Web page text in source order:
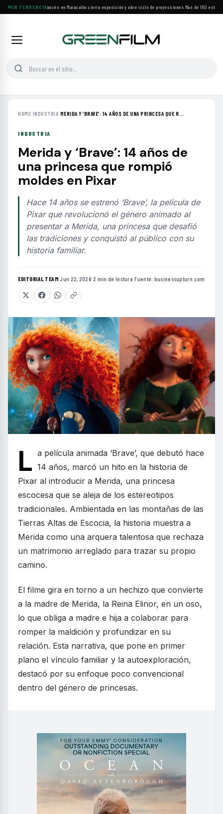
EN TENDENCIA
Festival de Cine Francés en Maracaibo cierra exposición y abre ciclo de proyecciones·Más de 160
HOME›INDUSTRIA› MERIDA Y ‘BRAVE’: 14 AÑOS DE UNA PRINCESA QUE R...
INDUSTRIA
Merida y ‘Brave’: 14 años de
una princesa que rompió
moldes en Pixar
Hace 14 años se estrenó ‘Brave’, la película de
Pixar que revolucionó el género animado al
presentar a Merida, una princesa que desafió
las tradiciones y conquistó al público con su
historia familiar.
EDITORIAL TEAM·Jun 22, 2026·2 min de lectura·Fuente: businessupturn.com
L a película animada ‘Brave’, que debutó hace
14 años, marcó un hito en la historia de
Pixar al introducir a Merida, una princesa
escocesa que se aleja de los estereotipos
tradicionales. Ambientada en las montañas de las
Tierras Altas de Escocia, la historia muestra a
Merida como una arquera talentosa que rechaza
un matrimonio arreglado para trazar su propio
camino.
El filme gira en torno a un hechizo que convierte
a la madre de Merida, la Reina Elinor, en un oso,
lo que obliga a madre e hija a colaborar para
romper la maldición y profundizar en su
relación. Esta narrativa, que pone en primer
plano el vínculo familiar y la autoexploración,
destacó por su enfoque poco convencional
dentro del género de princesas.